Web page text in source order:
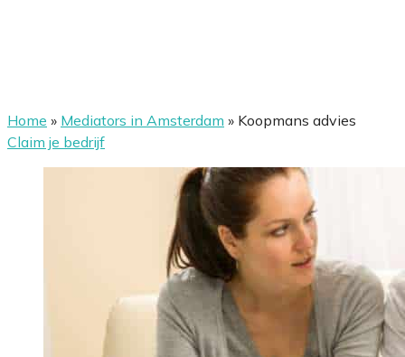
Home » Mediators in Amsterdam » Koopmans advies
Claim je bedrijf